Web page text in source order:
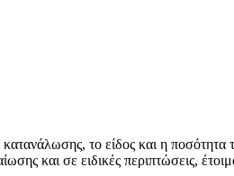
το είδος και η ποσότητα
και σε ειδικές περιπτώσεις,